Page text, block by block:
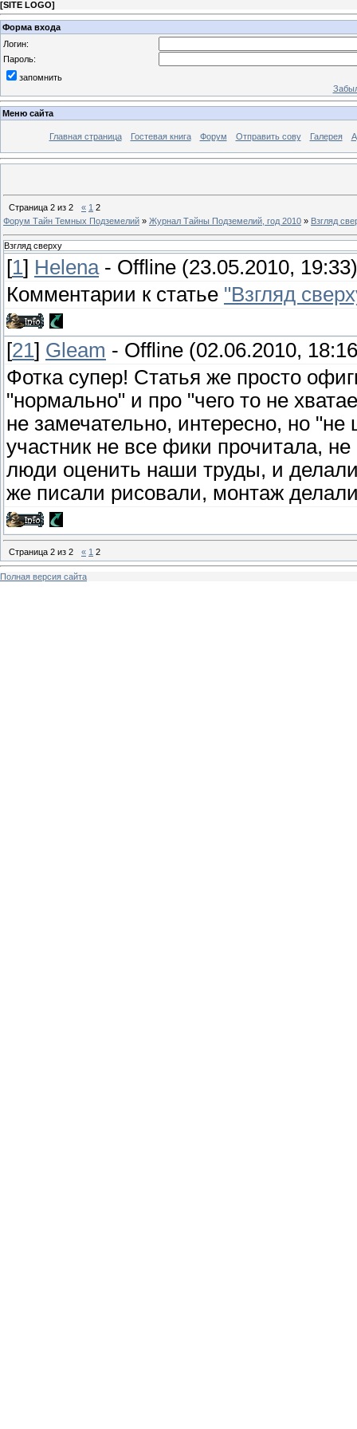
[SITE LOGO]
Форма входа
Логин:
Пароль:
запомнить
Меню сайта
Главная страница Гостевая книга Форум Отправить сову Галерея
Страница 2 из 2 « 1 2
Форум Тайн Темных Подземелий » Журнал Тайны Подземелий, год 2010 » Взгляд
Взгляд сверху
[1] Helena- Offline (23.05.2010, 19:33)
Комментарии к статье "Взгляд
[21] Gleam - Offline (02.06.2010,
Фотка супер! Статья же просто
"нормально" и про "чего то не
не замечательно, интересно, но
участник не все фики прочитала,
люди оценить наши труды, и
же писали рисовали, монтаж
Страница 2 из 2 « 1 2
Полная версия сайта